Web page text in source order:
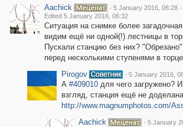
Aachick
· 5 January 2016, 06:28 ·
Edited 5 January 2016, 06:32
Ситуация на снимке более
видим ещё ни одной(!) лестницы в
Пускали станцию без них?
перед несколькими ступенями в
Pirogov
· 5 January 2016,
А #409010для чего загружено?
взгляд, станция ещё не
http://www.magnumphotos.com/
Aachick
· 5 January